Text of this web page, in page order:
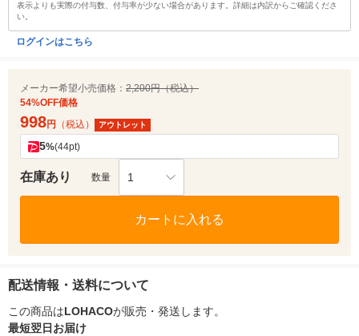
表示よりも実際の付与数、付与率が少ない場合があります。詳細は内訳からご確認くださ
い。
ログインはこちら
メーカー希望小売価格： 2,200円（税込）
54%OFF価格
998円 （税込） アウトレット
5%(44pt)
在庫あり 数量 1
カートに入れる
配送情報・送料について
この商品はLOHACOが販売・発送します。
最短翌日お届け